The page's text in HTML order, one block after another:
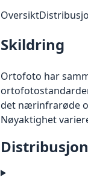
Oversikt
Skildring
Ortofoto har
det nærinfrarøde
Nøyaktighet